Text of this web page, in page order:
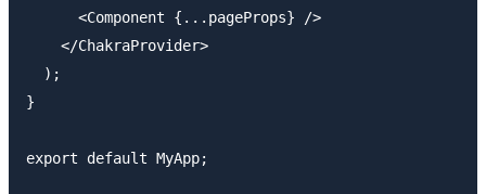
      <Component {...pageProps} />
    </ChakraProvider>
  );
}
export default MyApp;